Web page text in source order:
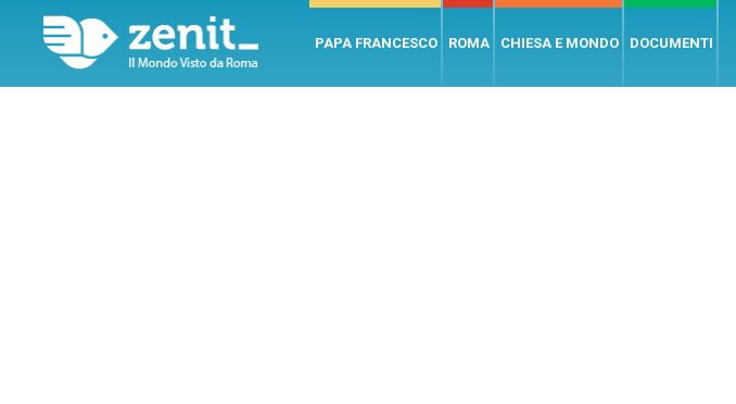
PAPA FRANCESCO ROMA CHIESA E MONDO DOCUMENTI